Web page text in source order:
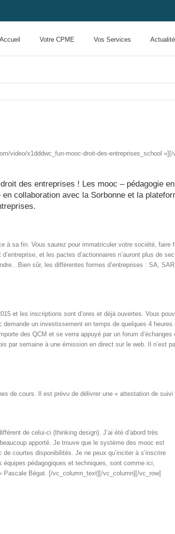
Accueil Votre CPME Vos Services
video/x1dddwc_fun-mooc-droit-des-entreprises_school
des entreprises ! Les mooc – pédagogie
collaboration avec la Sorbonne et la
à sa fin. Vous saurez pour immatriculer votre société, faire
et les pactes d’actionnaires n’auront plus de
sûr, les différentes formes d’entreprises : SA,
et les inscriptions sont d’ores et déjà ouvertes. Vous
un investissement en temps de quelques 4
des QCM et se verra appuyé par un forum
par semaine à une émission en direct sur le web. Il n’est
de cours. Il est prévu de délivrer une « attestation de suivi
de celui-ci (thinking design). J’ai été d’abord très
apporté. Je trouve que le système des mooc est
courtes disponibilités. Je ne peux qu’inciter à s’inscrire
pédagogiques et techniques, sont comme ici,
Pascale Bégat. [/vc_column_text][/vc_column][/vc_row]